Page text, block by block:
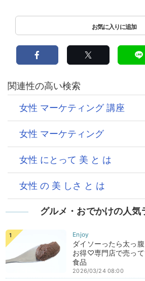
グルメ・おでかけの人気
ダイソーったら太っ
お得♡専門店で売っ
食品
2026/03/24 08:00